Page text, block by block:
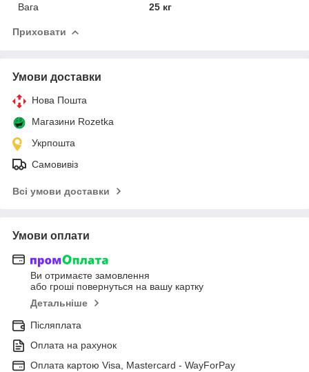
Вага 25 кг
Приховати
Умови доставки
Нова Пошта
Магазини Rozetka
Укрпошта
Самовивіз
Всі умови доставки
Умови оплати
Ви отримаєте замовлення
або гроші повернуться на вашу картку
Детальніше
Післяплата
Оплата на рахунок
Оплата картою Visa, Mastercard - WayForPay